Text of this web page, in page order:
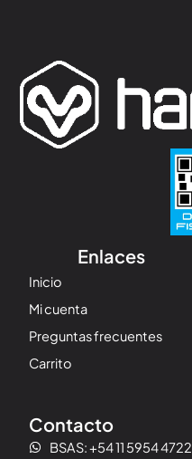
Enlaces
Inicio
Mi cuenta
Preguntas frecuentes
Carrito
Contacto
BSAS: +54 11 5954 4722